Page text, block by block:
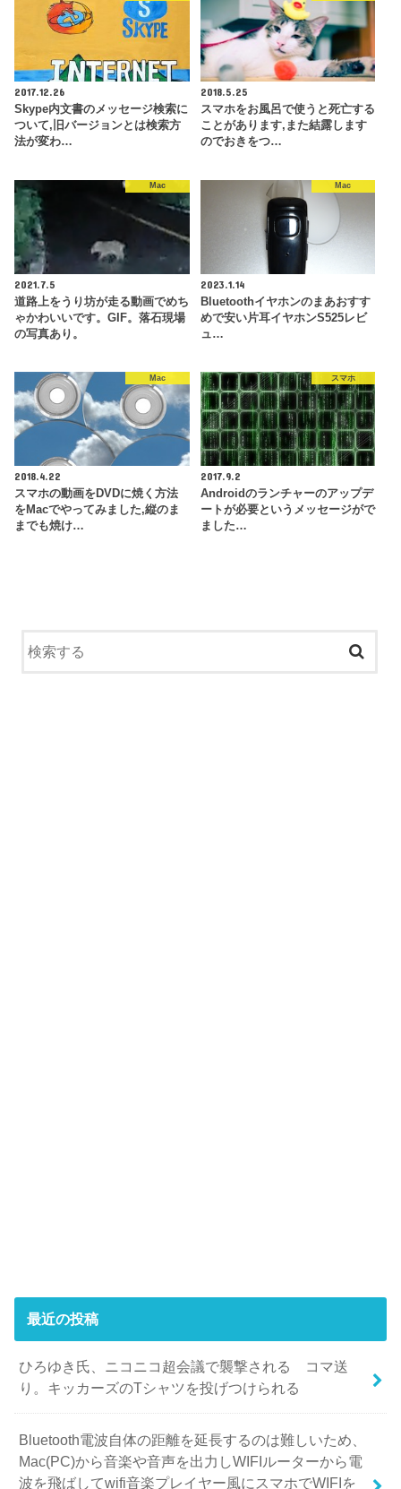
2017.12.26
Skype内文書のメッセージ検索に
ついて,旧バージョンとは検索方
法が変わ…
2018.5.25
スマホをお風呂で使うと死亡する
ことがあります,また結露します
のでおきをつ…
Mac
2021.7.5
道路上をうり坊が走る動画でめち
ゃかわいいです。GIF。落石現場
の写真あり。
Mac
2023.1.14
Bluetoothイヤホンのまあおすす
めで安い片耳イヤホンS525レビ
ュ…
Mac
2018.4.22
スマホの動画をDVDに焼く方法
をMacでやってみました,縦のま
までも焼け…
スマホ
2017.9.2
Androidのランチャーのアップデ
ートが必要というメッセージがで
ました…
最近の投稿
ひろゆき氏、ニコニコ超会議で襲撃される コマ送
り。キッカーズのTシャツを投げつけられる
Bluetooth電波自体の距離を延長するのは難しいため、
Mac(PC)から音楽や音声を出力しWIFIルーターから電
波を飛ばしてwifi音楽プレイヤー風にスマホでWIFIを